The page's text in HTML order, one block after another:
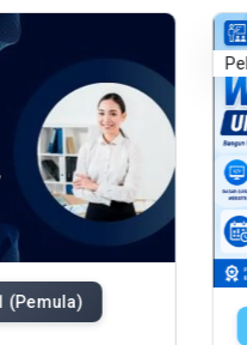
(Pemula)